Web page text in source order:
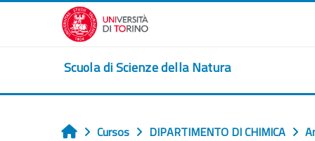
Salta al contenido principal
Scuola di Scienze della Natura
Inicio
Cursos DIPARTIMENTO DI CHIMICA